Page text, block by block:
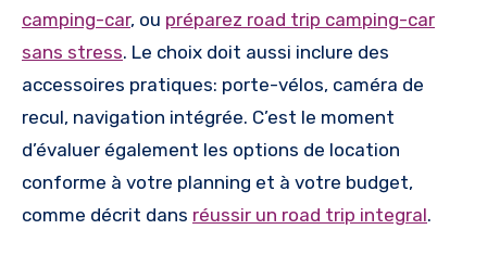
camping-car, ou préparez road trip camping-car
sans stress. Le choix doit aussi inclure des
accessoires pratiques: porte-vélos, caméra de
recul, navigation intégrée. C’est le moment
d’évaluer également les options de location
conforme à votre planning et à votre budget,
comme décrit dans réussir un road trip integral.